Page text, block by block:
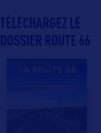
TÉLÉCHARGEZ LE
DOSSIER ROUTE 66